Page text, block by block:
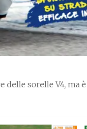
delle sorelle V4, ma